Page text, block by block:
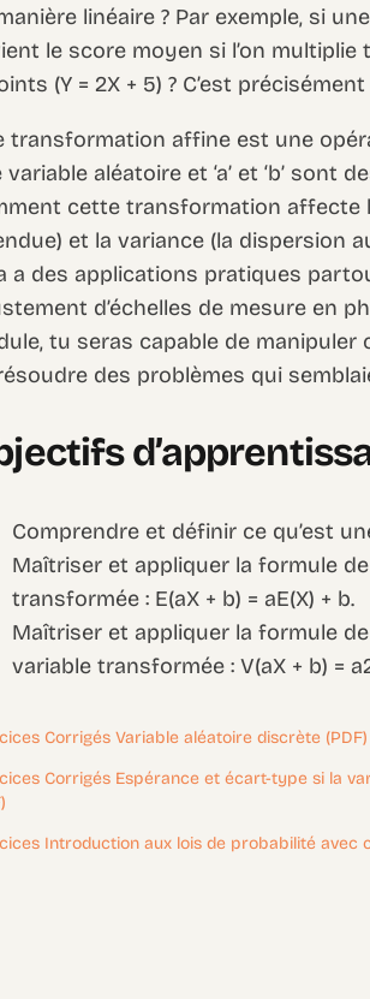
linéaire ? Par exemple, si
le score moyen si l’on
(Y = 2X + 5) ? C’est
transformation affine est une
variable aléatoire et ‘a’ et ‘b’ sont
cette transformation affecte
et la variance (la dispersion
a des applications pratiques
d’échelles de mesure en
tu seras capable de
des problèmes qui
Comprendre et définir ce qu’est
Maîtriser et appliquer la formule de
transformée : E(aX + b) = aE(X) + b.
Maîtriser et appliquer la formule
variable transformée : V(aX + b) =
Corrigés Variable aléatoire discrète (PDF)
Corrigés Espérance et écart-type si la
Introduction aux lois de probabilité avec